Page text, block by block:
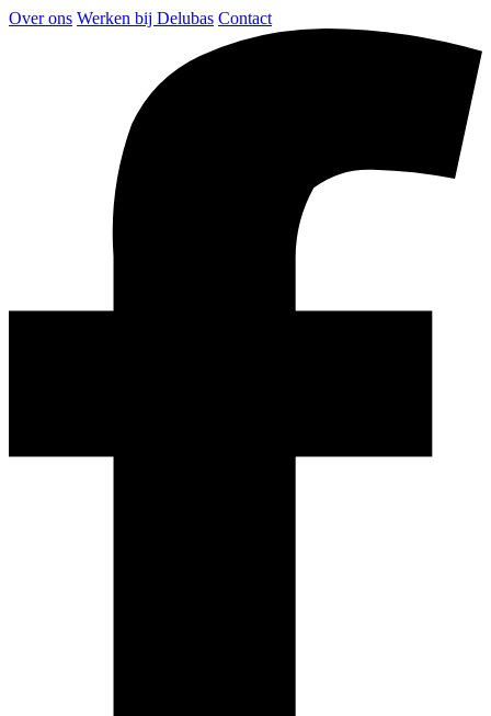
Over ons Werken bij Delubas Contact